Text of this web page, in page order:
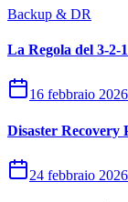
Backup & DR
La Regola del 3-2-
16 febbraio 2026
Disaster Recovery
24 febbraio 2026